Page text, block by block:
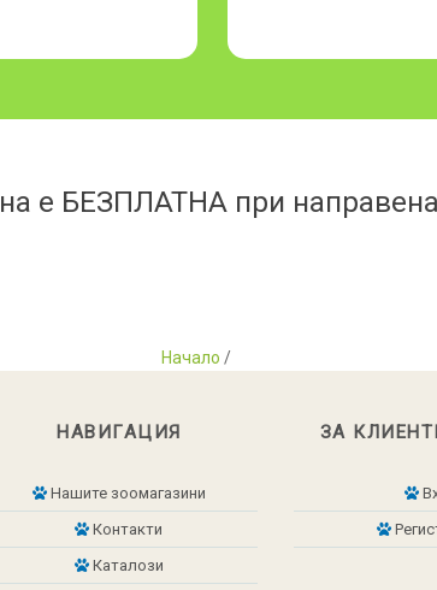
е БЕЗПЛАТНА при
Начало /
НАВИГАЦИЯ
Нашите зоомагазини
Контакти
Каталози
ЗА